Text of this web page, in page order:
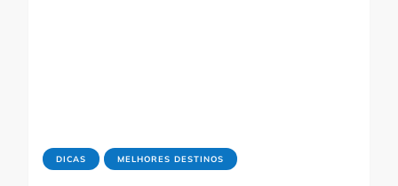
DICAS MELHORES DESTINOS